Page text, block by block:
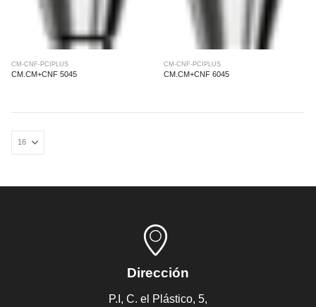
CM-CNF-PCIPLUS
CM.CM+CNF 5045
CM-CNF-PCIPLUS
CM.CM+CNF 6045
Dirección
P.I, C. el Plástico, 5,